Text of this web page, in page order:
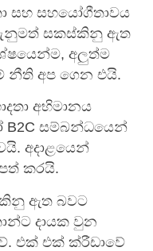
සහ සහයෝගීතාවය
සකස්කිනු ඇත
අලුත්ම
නීති අප ගෙන එයි.
අභිමානය
B2C සම්බන්ධයෙන්
අදාළයෙන්
කරයි.
ඇත බවට
දායක වුන
එක් එක් ක්රීඩාවේ